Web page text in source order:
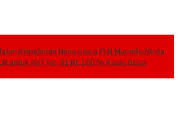
Kepulauan Nusa Utara PLN Manado Minta
untuk HUT ke- 81 RI, 100 % Rasio Desa